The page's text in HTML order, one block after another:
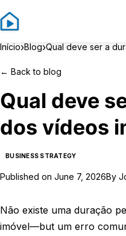
Início›Blog›Qual deve ser a
← Back to blog
Qual deve
dos vídeos
BUSINESS STRATEGY
Published on June 7, 2026By
Não existe uma duração
imóvel—but um erro